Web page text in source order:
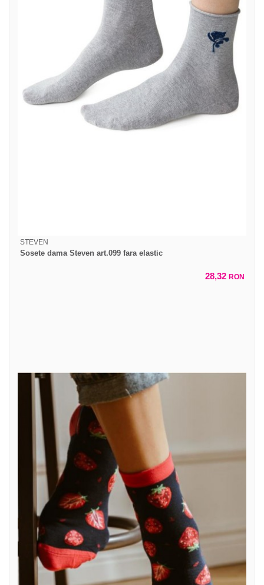
STEVEN
Sosete dama Steven art.099 fara elastic
28,32 RON